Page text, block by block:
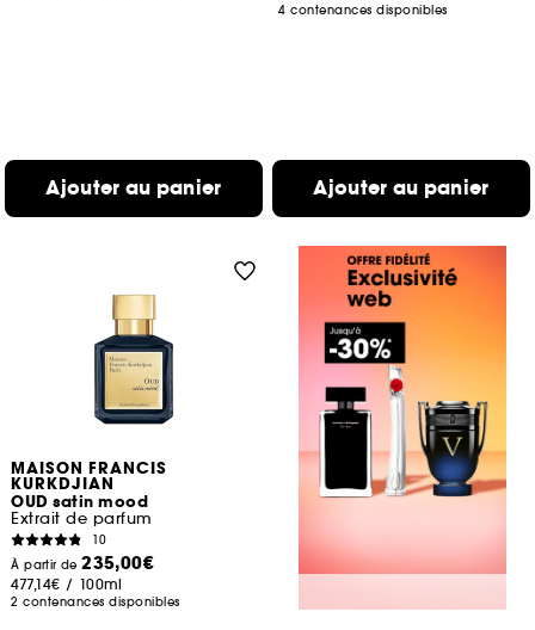
Ajouter au panier
4 contenances disponibles
Ajouter au panier
MAISON FRANCIS
KURKDJIAN
OUD satin mood
Extrait de parfum
10
À partir de235,00€
477,14€ / 100ml
2 contenances disponibles